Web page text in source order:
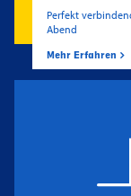
Perfekt
Abend
Mehr Erfahren